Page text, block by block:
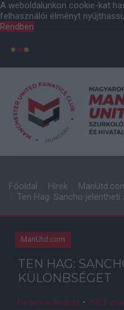
A weboldalunkon cookie-kat
felhasználói élményt
Rendben
Főoldal Hírek
Ten Hag: Sancho jelentheti
ManUtd.com
TEN HAG:
KÜLÖNBSÉGET
Bederna András • 2023.